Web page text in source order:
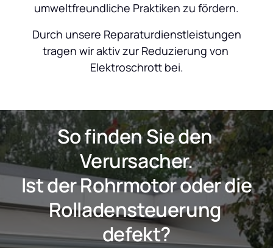
umweltfreundliche Praktiken zu fördern.
tragen wir aktiv zur Reduzierung von
Elektroschrott bei.
So finden Sie den
Verursacher.
Ist der Rohrmotor oder die
Rolladensteuerung
defekt?